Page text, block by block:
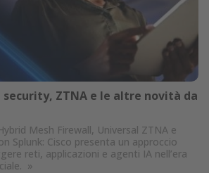
security, ZTNA e le altre novità da
Mesh Firewall, Universal ZTNA e
Splunk: Cisco presenta un approccio
reti, applicazioni e agenti IA nell’era
»